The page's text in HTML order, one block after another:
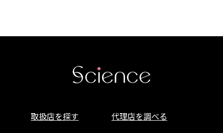
取扱店を探す
代理店を調べる